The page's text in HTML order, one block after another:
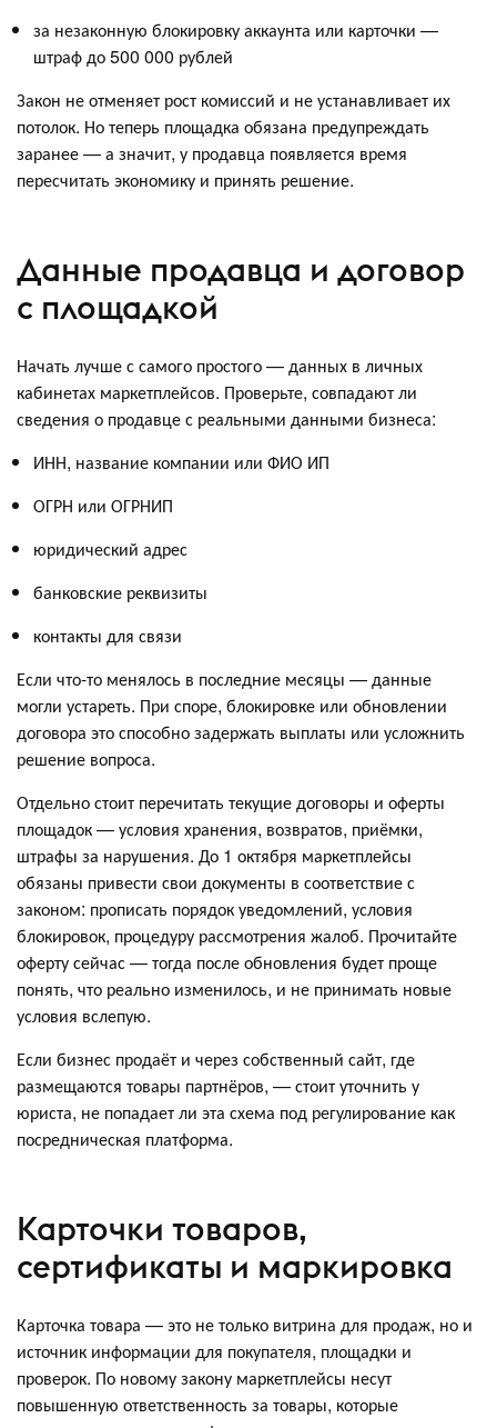
за незаконную блокировку аккаунта или карточки —
штраф до 500 000 рублей
Закон не отменяет рост комиссий и не устанавливает их
потолок. Но теперь площадка обязана предупреждать
заранее — а значит, у продавца появляется время
пересчитать экономику и принять решение.
Данные продавца и договор
с площадкой
Начать лучше с самого простого — данных в личных
кабинетах маркетплейсов. Проверьте, совпадают ли
сведения о продавце с реальными данными бизнеса:
ИНН, название компании или ФИО ИП
ОГРН или ОГРНИП
юридический адрес
банковские реквизиты
контакты для связи
Если что-то менялось в последние месяцы — данные
могли устареть. При споре, блокировке или обновлении
договора это способно задержать выплаты или усложнить
решение вопроса.
Отдельно стоит перечитать текущие договоры и оферты
площадок — условия хранения, возвратов, приёмки,
штрафы за нарушения. До 1 октября маркетплейсы
обязаны привести свои документы в соответствие с
законом: прописать порядок уведомлений, условия
блокировок, процедуру рассмотрения жалоб. Прочитайте
оферту сейчас — тогда после обновления будет проще
понять, что реально изменилось, и не принимать новые
условия вслепую.
Если бизнес продаёт и через собственный сайт, где
размещаются товары партнёров, — стоит уточнить у
юриста, не попадает ли эта схема под регулирование как
посредническая платформа.
Карточки товаров,
сертификаты и маркировка
Карточка товара — это не только витрина для продаж, но и
источник информации для покупателя, площадки и
проверок. По новому закону маркетплейсы несут
повышенную ответственность за товары, которые